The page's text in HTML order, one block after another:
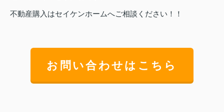
不動産購入はセイケンホームへご相談ください！！
お問い合わせはこちら